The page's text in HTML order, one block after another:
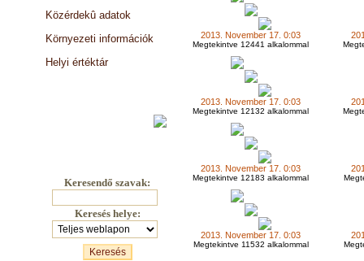
Közérdekû adatok
Környezeti információk
Helyi értéktár
Keresendő szavak:
Keresés helye:
2013. November 17. 0:03
Megtekintve 12441 alkalommal
2013. November 17. 0:03
Megtekintve 12132 alkalommal
2013. November 17. 0:03
Megtekintve 12183 alkalommal
2013. November 17. 0:03
Megtekintve 11532 alkalommal